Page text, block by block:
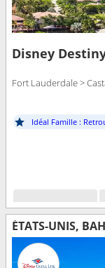
Disney
Fort Lauderdale >
Idéal Famille :
ÉTATS-UNIS,